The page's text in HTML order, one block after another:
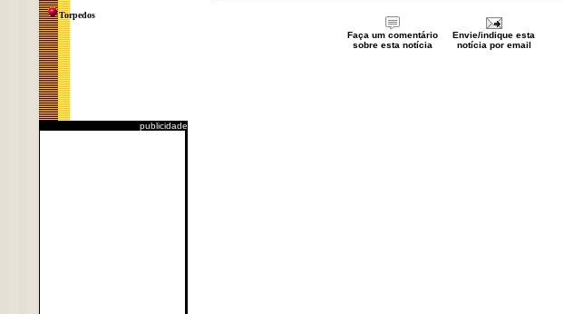
Torpedos
publicidade
Faça um comentário
sobre esta notícia
Envie/indique esta
notícia por email